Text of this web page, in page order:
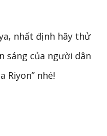
nhất định hãy thử
sáng của người dân
Riyon” nhé!